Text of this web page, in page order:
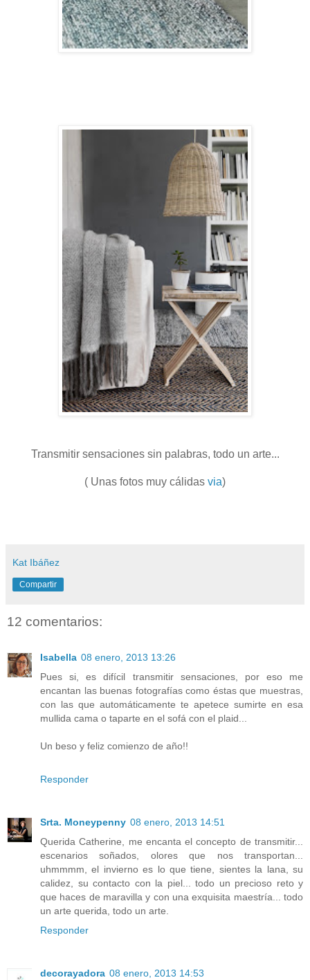
Transmitir sensaciones sin palabras, todo un arte...
( Unas fotos muy cálidas via)
Kat Ibáñez
Compartir
12 comentarios:
Isabella 08 enero, 2013 13:26
Pues si, es difícil transmitir sensaciones, por eso me
encantan las buenas fotografías como éstas que muestras,
con las que automáticamente te apetece sumirte en esa
mullida cama o taparte en el sofá con el plaid...
Un beso y feliz comienzo de año!!
Responder
Srta. Moneypenny 08 enero, 2013 14:51
Querida Catherine, me encanta el concepto de transmitir...
escenarios soñados, olores que nos transportan...
uhmmmm, el invierno es lo que tiene, sientes la lana, su
calidez, su contacto con la piel... todo un precioso reto y
que haces de maravilla y con una exquisita maestría... todo
un arte querida, todo un arte.
Responder
decorayadora 08 enero, 2013 14:53